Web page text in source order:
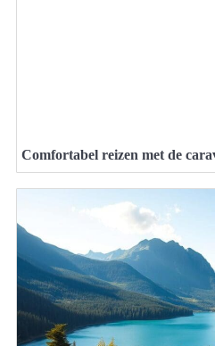
Comfortabel reizen met de